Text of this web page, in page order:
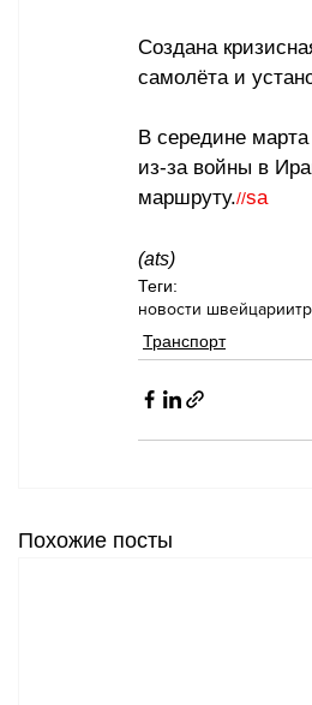
Создана
самолёта и
В середине
из-за войны в
маршруту.//sa
(ats)
Теги:
новости швейцарии
Транспорт
Похожие посты